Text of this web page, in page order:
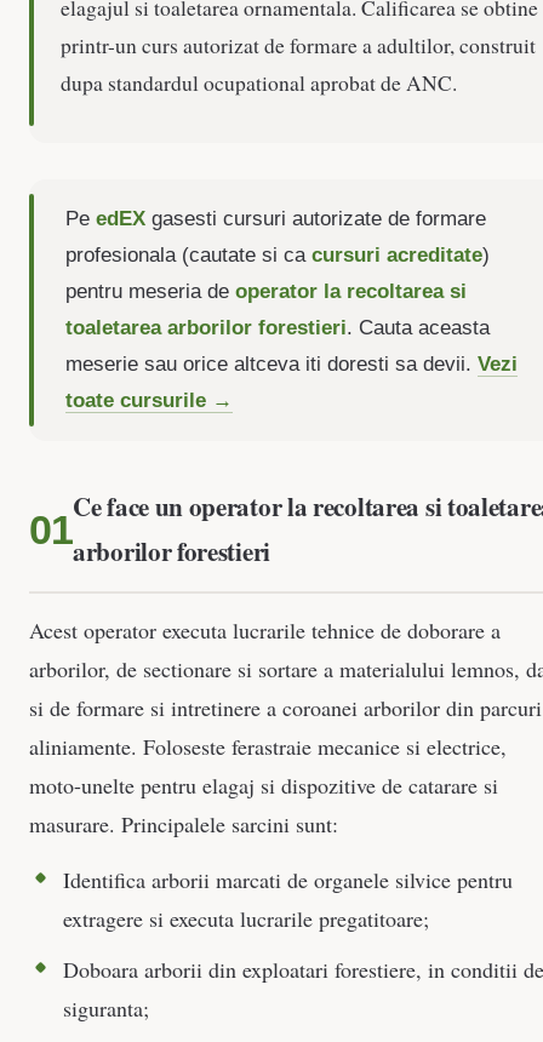
elagajul si toaletarea ornamentala. Calificarea se obtine
printr-un curs autorizat de formare a adultilor, construit
dupa standardul ocupational aprobat de ANC.
Pe edEX gasesti cursuri autorizate de formare
profesionala (cautate si ca cursuri acreditate)
pentru meseria de operator la recoltarea si
toaletarea arborilor forestieri. Cauta aceasta
meserie sau orice altceva iti doresti sa devii. Vezi
toate cursurile →
Ce face un operator la recoltarea si
arborilor forestieri
Acest operator executa lucrarile tehnice de doborare a
arborilor, de sectionare si sortare a materialului lemnos,
si de formare si intretinere a coroanei arborilor din
aliniamente. Foloseste ferastraie mecanice si electrice,
moto-unelte pentru elagaj si dispozitive de catarare si
masurare. Principalele sarcini sunt:
Identifica arborii marcati de organele silvice pentru
extragere si executa lucrarile pregatitoare;
Doboara arborii din exploatari forestiere, in conditii de
siguranta;